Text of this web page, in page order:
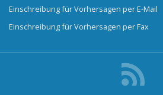
Einschreibung für Vorhersagen per E-Mail
Einschreibung für Vorhersagen per Fax